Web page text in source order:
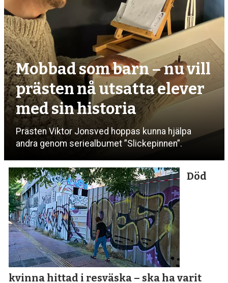
Mobbad som barn – nu vill
prästen nå utsatta elever
med sin historia
Prästen Viktor Jonsved hoppas kunna hjälpa
andra genom seriealbumet ”Slickepinnen”.
Död
kvinna hittad i resväska – ska ha varit